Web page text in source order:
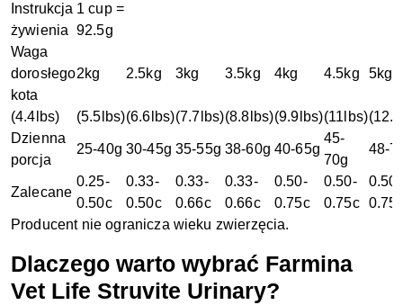
Instrukcja
żywienia
1 cup =
92.5g
Waga
dorosłego
kota
2kg 2.5kg 3kg 3.5kg 4kg 4.5kg 5kg
(4.4lbs) (5.5lbs)(6.6lbs)(7.7lbs)(8.8lbs)(9.9lbs)(11lbs)
Dzienna
porcja
25-40g 30-45g 35-55g 38-60g 40-65g
45-
70g
48-
Zalecane
0.25-
0.50c
0.33-
0.50c
0.33-
0.66c
0.33-
0.66c
0.50-
0.75c
0.50-
0.75c
0.50-
Producent nie ogranicza wieku zwierzęcia.
Dlaczego warto wybrać Farmina
Vet Life Struvite Urinary?